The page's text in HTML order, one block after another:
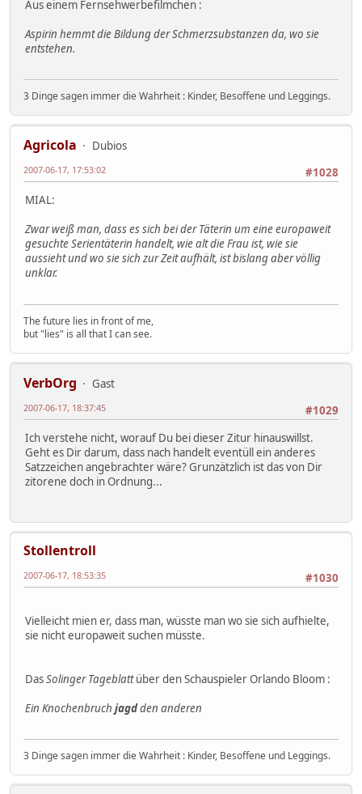
Aus einem Fernsehwerbefilmchen :
Aspirin hemmt die Bildung der Schmerzsubstanzen da, wo sie
entstehen.
3 Dinge sagen immer die Wahrheit : Kinder, Besoffene und Leggings.
Agricola
Dubios
#1028
2007-06-17, 17:53:02
MIAL:
Zwar weiß man, dass es sich bei der Täterin um eine europaweit
gesuchte Serientäterin handelt, wie alt die Frau ist, wie sie
aussieht und wo sie sich zur Zeit aufhält, ist bislang aber völlig
unklar.
The future lies in front of me,
but "lies" is all that I can see.
VerbOrg
Gast
#1029
2007-06-17, 18:37:45
Ich verstehe nicht, worauf Du bei dieser Zitur hinauswillst.
Geht es Dir darum, dass nach handelt eventüll ein anderes
Satzzeichen angebrachter wäre? Grunzätzlich ist das von Dir
zitorene doch in Ordnung...
Stollentroll
#1030
2007-06-17, 18:53:35
Vielleicht mien er, dass man, wüsste man wo sie sich aufhielte,
sie nicht europaweit suchen müsste.
DasSolinger Tageblattüber den Schauspieler Orlando Bloom :
Ein Knochenbruch jagdden anderen
3 Dinge sagen immer die Wahrheit : Kinder, Besoffene und Leggings.